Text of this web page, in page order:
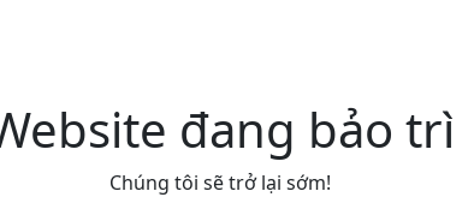
đang bảo trì
Chúng tôi sẽ trở lại sớm!